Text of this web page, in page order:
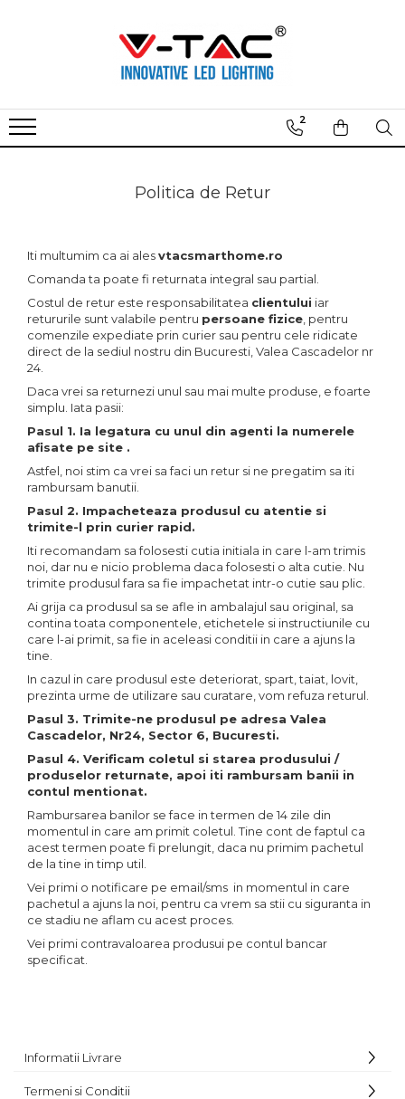
Maria Constantin - 078 755 5815
Iulian Nistor - 077 061 4631
Iluminat Exterior
Lămpi Industriale LED
Iluminat Interior
Candelabre LED
Mini Panouri LED
Bandă LED
Accesorii Bandă LED
Sine si Proiectoare LED
Magnetice
Tuburi LED
Lămpi de Birou
Oglinzi LED
Iluminat Industrial
Lămpi Stradale LED
Tuburi LED
Exit-uri
Senzori
Casă Inteligentă
Spot LED
Accesorii digitale
Cabluri USB
2
Politica de Retur
Iti multumim ca ai alesvtacsmarthome.ro
Comanda ta poate fi returnata integral sau partial.
Costul de retur este responsabilitatea clientului iar
retururile sunt valabile pentru persoane fizice , pentru
comenzile expediate prin curier sau pentru cele ridicate
direct de la sediul nostru din Bucuresti, Valea Cascadelor nr
24.
Daca vrei sa returnezi unul sau mai multe produse, e foarte
simplu. Iata pasii:
Pasul 1. Ia legatura cu unul din agenti la numerele
afisate pe site .
Astfel, noi stim ca vrei sa faci un retur si ne pregatim sa iti
rambursam banutii.
Pasul 2. Impacheteaza produsul cu atentie si
trimite-l prin curier rapid.
Iti recomandam sa folosesti cutia initiala in care l-am trimis
noi, dar nu e nicio problema daca folosesti o alta cutie. Nu
trimite produsul fara sa fie impachetat intr-o cutie sau plic.
Ai grija ca produsul sa se afle in ambalajul sau original, sa
contina toata componentele, etichetele si instructiunile cu
care l-ai primit, sa fie in aceleasi conditii in care a ajuns la
tine.
In cazul in care produsul este deteriorat, spart, taiat, lovit,
prezinta urme de utilizare sau curatare, vom refuza returul.
Pasul 3. Trimite-ne produsul pe adresa Valea
Cascadelor, Nr24, Sector 6, Bucuresti.
Pasul 4. Verificam coletul si starea produsului /
produselor returnate, apoi iti rambursam banii in
contul mentionat.
Rambursarea banilor se face in termen de 14 zile din
momentul in care am primit coletul. Tine cont de faptul ca
acest termen poate fi prelungit, daca nu primim pachetul
de la tine in timp util.
Vei primi o notificare pe email/sms in momentul in care
pachetul a ajuns la noi, pentru ca vrem sa stii cu siguranta in
ce stadiu ne aflam cu acest proces.
Vei primi contravaloarea produsui pe contul bancar
specificat.
Informatii Livrare
Termeni si Conditii